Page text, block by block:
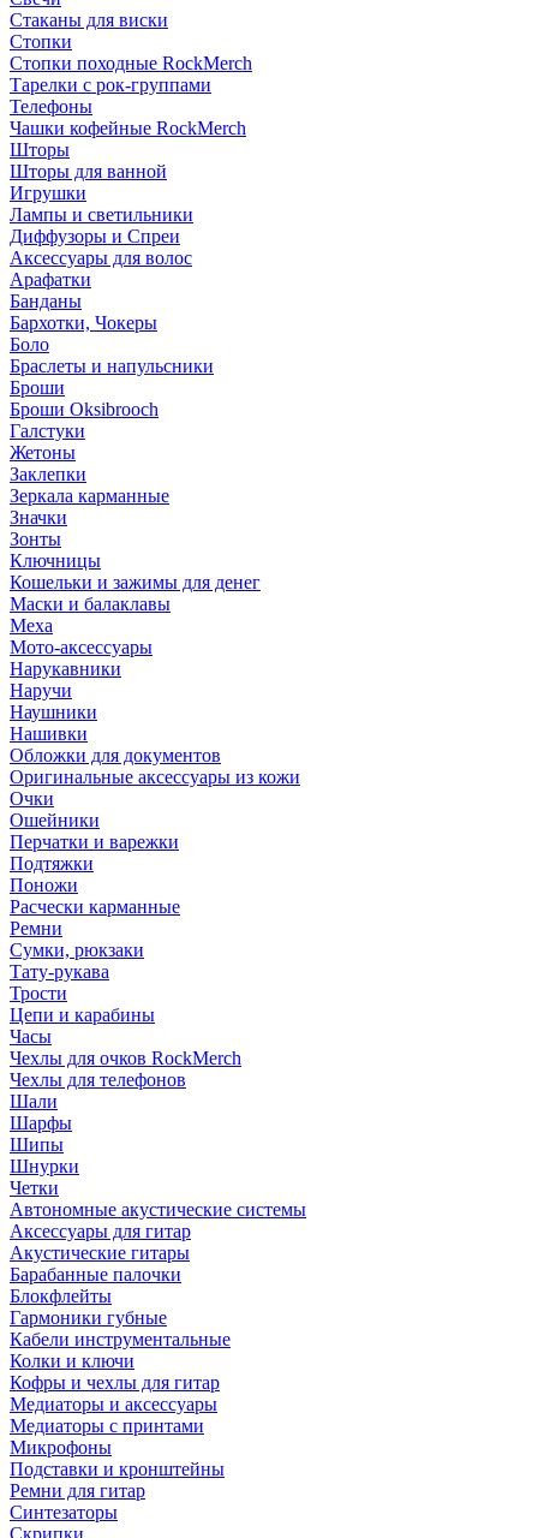
Стаканы для виски
Стопки
Стопки походные RockMerch
Тарелки с рок-группами
Телефоны
Чашки кофейные RockMerch
Шторы
Шторы для ванной
Игрушки
Лампы и светильники
Диффузоры и Спреи
Аксессуары для волос
Арафатки
Банданы
Бархотки, Чокеры
Боло
Браслеты и напульсники
Броши
Броши Oksibrooch
Галстуки
Жетоны
Заклепки
Зеркала карманные
Значки
Зонты
Ключницы
Кошельки и зажимы для денег
Маски и балаклавы
Меха
Мото-аксессуары
Нарукавники
Наручи
Наушники
Нашивки
Обложки для документов
Оригинальные аксессуары из кожи
Очки
Ошейники
Перчатки и варежки
Подтяжки
Поножи
Расчески карманные
Ремни
Сумки, рюкзаки
Тату-рукава
Трости
Цепи и карабины
Часы
Чехлы для очков RockMerch
Чехлы для телефонов
Шали
Шарфы
Шипы
Шнурки
Четки
Автономные акустические системы
Аксессуары для гитар
Акустические гитары
Барабанные палочки
Блокфлейты
Гармоники губные
Кабели инструментальные
Колки и ключи
Кофры и чехлы для гитар
Медиаторы и аксессуары
Медиаторы с принтами
Микрофоны
Подставки и кронштейны
Ремни для гитар
Синтезаторы
Скрипки